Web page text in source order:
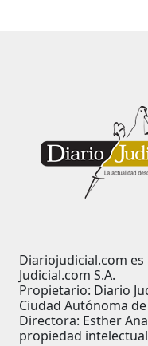
Diariojudicial.com
Judicial.com S.A.
Propietario: Diario
Ciudad Autónoma
Directora: Esther
propiedad intelectual